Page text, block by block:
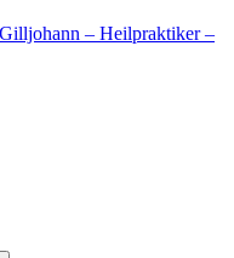
– Heilpraktiker –